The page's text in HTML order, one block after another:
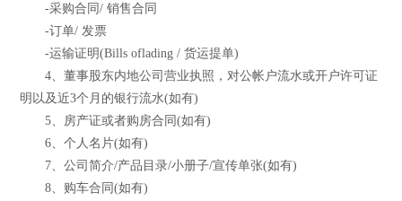
-采购合同/ 销售合同
-订单/ 发票
-运输证明(Bills oflading / 货运提单)
4、董事股东内地公司营业执照，对公帐户流水或开户许可证
明以及近3个月的银行流水(如有)
5、房产证或者购房合同(如有)
6、个人名片(如有)
7、公司简介/产品目录/小册子/宣传单张(如有)
8、购车合同(如有)